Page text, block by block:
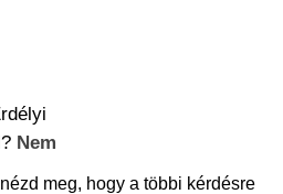
Nem
meg, hogy a többi kérdésre